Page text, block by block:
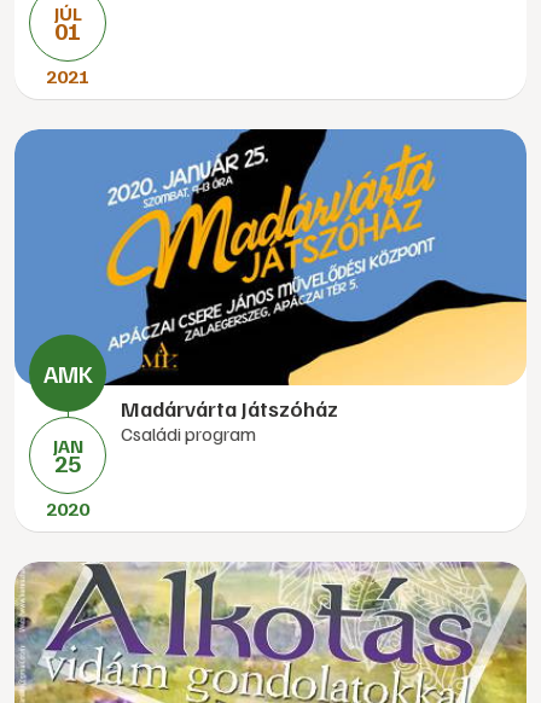
JÚL
01
2021
JAN
25
2020
Madárvárta Játszóház
Családi program